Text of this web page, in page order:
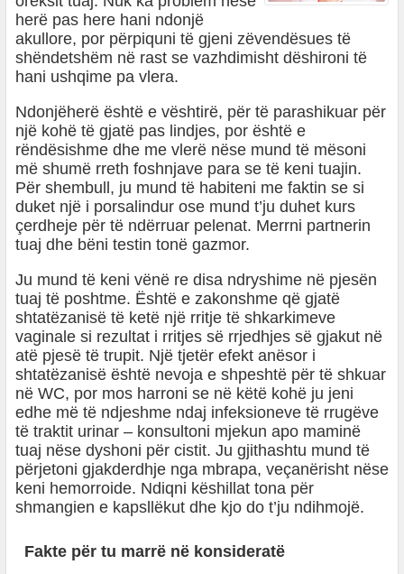
herë pas here hani ndonjë
akullore, por përpiquni të gjeni zëvendësues të
shëndetshëm në rast se vazhdimisht dëshironi të
hani ushqime pa vlera.
Ndonjëherë është e vështirë, për të parashikuar për
një kohë të gjatë pas lindjes, por është e
rëndësishme dhe me vlerë nëse mund të mësoni
më shumë rreth foshnjave para se të keni tuajin.
Për shembull, ju mund të habiteni me faktin se si
duket një i porsalindur ose mund t’ju duhet kurs
çerdheje për të ndërruar pelenat. Merrni partnerin
tuaj dhe bëni testin tonë gazmor.
Ju mund të keni vënë re disa ndryshime në pjesën
tuaj të poshtme. Është e zakonshme që gjatë
shtatëzanisë të ketë një rritje të shkarkimeve
vaginale si rezultat i rritjes së rrjedhjes së gjakut në
atë pjesë të trupit. Një tjetër efekt anësor i
shtatëzanisë është nevoja e shpeshtë për të shkuar
në WC, por mos harroni se në këtë kohë ju jeni
edhe më të ndjeshme ndaj infeksioneve të rrugëve
të traktit urinar – konsultoni mjekun apo maminë
tuaj nëse dyshoni për cistit. Ju gjithashtu mund të
përjetoni gjakderdhje nga mbrapa, veçanërisht nëse
keni hemorroide. Ndiqni këshillat tona për
shmangien e kapsllëkut dhe kjo do t’ju ndihmojë.
Fakte për tu marrë në konsideratë